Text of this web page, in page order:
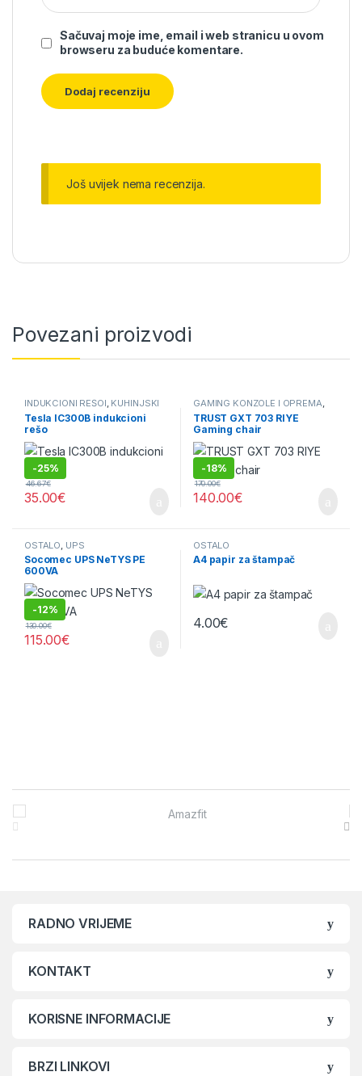
Sačuvaj moje ime, email i web stranicu u ovom
browseru za buduće komentare.
Još uvijek nema recenzija.
Povezani proizvodi
INDUKCIONI REŠOI, KUHINJSKI
APARATI
Tesla IC300B indukcioni
rešo
-25%
35.00€
46.67€
GAMING KONZOLE I OPREMA,
OPREMA
TRUST GXT 703 RIYE
Gaming chair
-18%
140.00€
170.00€
OSTALO UPS
Socomec UPS NeTYS PE
600VA
-12%
115.00€
130.00€
OSTALO
A4 papir za štampač
4.00€
Brands Carousel
RADNO VRIJEME
KONTAKT
KORISNE INFORMACIJE
BRZI LINKOVI